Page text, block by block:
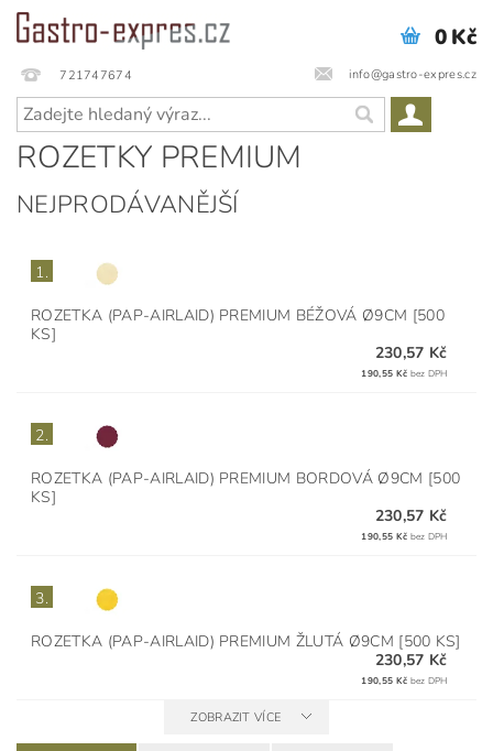
721747674 info@gastro-expres.cz
0 Kč
ROZETKY PREMIUM
NEJPRODÁVANĚJŠÍ
1.
ROZETKA (PAP-AIRLAID) PREMIUM BÉŽOVÁ Ø9CM [500
KS]
230,57 Kč
190,55 Kč bez DPH
2.
ROZETKA (PAP-AIRLAID) PREMIUM BORDOVÁ Ø9CM [500
KS]
230,57 Kč
190,55 Kč bez DPH
3.
ROZETKA (PAP-AIRLAID) PREMIUM ŽLUTÁ Ø9CM [500 KS]
230,57 Kč
190,55 Kč bez DPH
ZOBRAZIT VÍCE